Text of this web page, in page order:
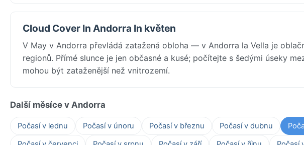
Cloud Cover In Andorra In květen
V May v Andorra převládá zatažená obloha — v Andorra la Vella je
regionů. Přímé slunce je jen občasné a kusé; počítejte s šedými úseky
mohou být zataženější než vnitrozemí.
Další měsíce v Andorra
Počasí v lednu Počasí v únoru Počasí v březnu Počasí v dubnu